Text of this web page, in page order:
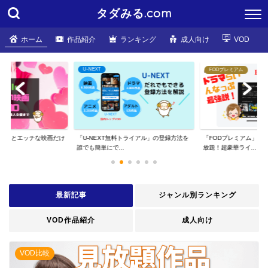
タダみる.com
ホーム 作品紹介 ランキング 成人向け VOD
っとエッチな映画だけ
U-NEXT
「U-NEXT無料トライアル」の登録方法を
誰でも簡単にで...
FODプレミアム
「FODプレミアム」な
放題！超豪華ライ...
最新記事 ジャンル別ランキング
VOD作品紹介 成人向け
VOD比較